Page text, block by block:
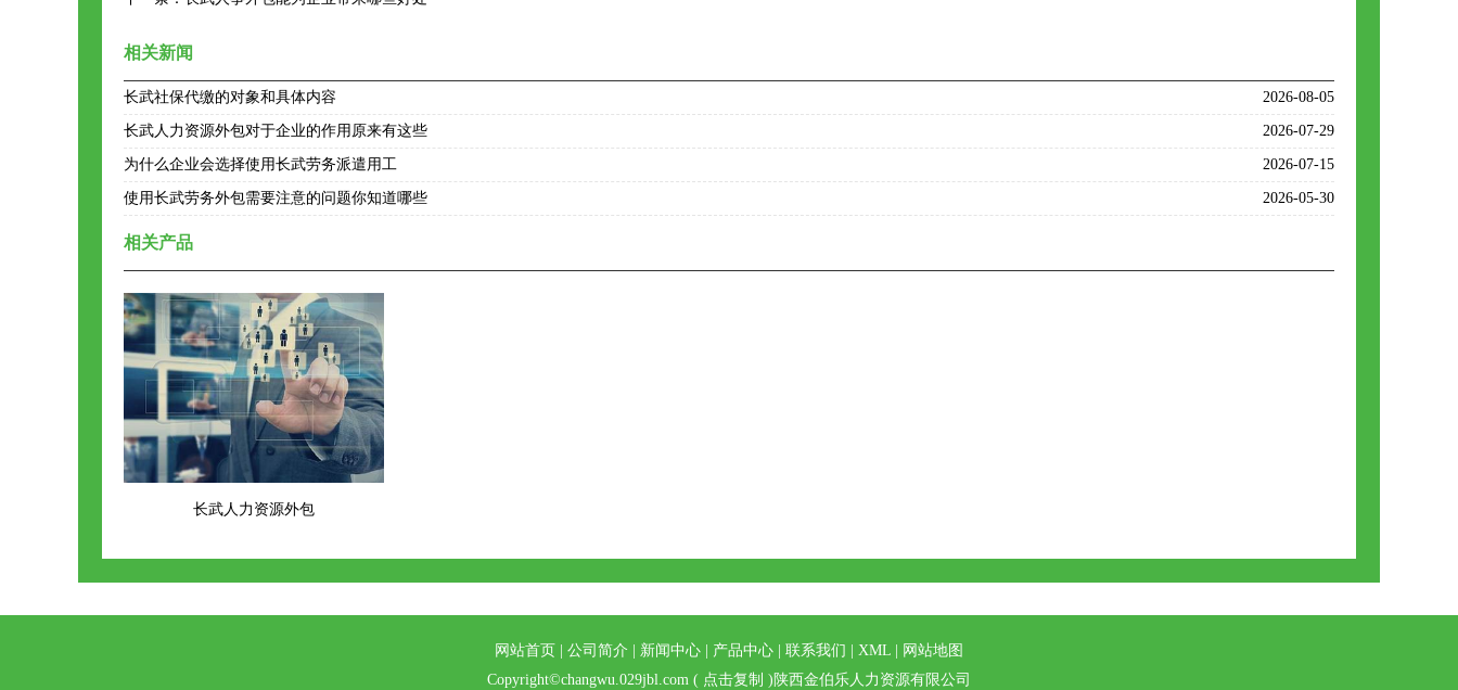
相关新闻
长武社保代缴的对象和具体内容 2026-08-05
长武人力资源外包对于企业的作用原来有这些 2026-07-29
为什么企业会选择使用长武劳务派遣用工 2026-07-15
使用长武劳务外包需要注意的问题你知道哪些 2026-05-30
相关产品
长武人力资源外包
网站首页 公司简介 新闻中心 产品中心 联系我们 XML
网站地图
Copyright©changwu.029jbl.com ( 点击复制 )陕西金伯乐人力资源有限公司